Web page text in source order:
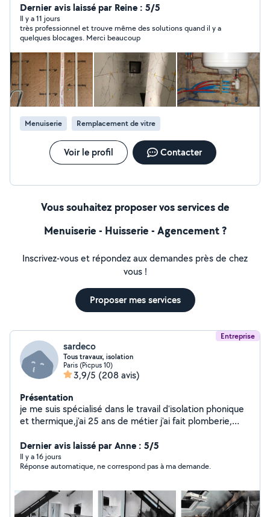
commerces, copropriétés, maisons, bâtiments publics
et logements collectifs. Nos domaines d'intervention :
Maçonnerie générale : construction, rénovation,
agrandissements, ouvertures de murs porteurs, dalles
en béton. Placo et cloisons : tous types de plaques
(standard, hydrofuge, acoustique, coupe-feu),
cloisonnement, doublage, coffrage, pose de faux
plafonds. Peinture : intérieure et extérieure, préparation
soignée des supports, finitions haut de gamme. Isolation
: thermique par l'intérieur et par l'extérieur (ITE),
amélioration énergétique. Façades : ravalement
complet, nettoyage, traitement hydrofuge et
protection des murs. Plomberie et chauffage :
dépannage (fuites, WC, robinets, chauffe-eau) .
Dernier avis laissé par Reine : 5/5
Il y a 11 jours
très professionnel et trouve même des solutions quand il y a
quelques blocages. Merci beaucoup
Menuiserie Remplacement de vitre
Voir le profil Contacter
Vous souhaitez proposer vos services de
Menuiserie - Huisserie - Agencement ?
Inscrivez-vous et répondez aux demandes près de chez
vous !
Proposer mes services
Entreprise
sardeco
Tous travaux, isolation
Paris (Picpus 10)
3,9/5 (208 avis)
Présentation
je me suis spécialisé dans le travail d'isolation phonique
et thermique,j'ai 25 ans de métier j'ai fait plomberie,
bain,peinture et faux plafonds je fais tout travaux
d'intérieur et ravalement mes travaux sont couvert par
une garantie décennale
Dernier avis laissé par Anne : 5/5
Il y a 16 jours
Réponse automatique, ne correspond pas à ma demande.